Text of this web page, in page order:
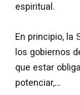
espiritual.
En principio, la
los gobiernos
que estar
potenciar,…